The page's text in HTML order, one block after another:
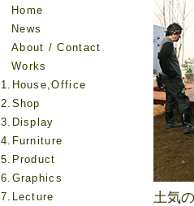
Home
News
About / Contact
Works
1.House,Office
2.Shop
3.Display
4.Furniture
5.Product
6.Graphics
7.Lecture
土気